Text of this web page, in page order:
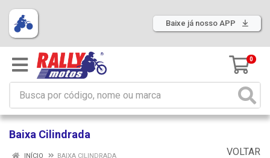
Baixe já nosso APP
0
Baixa Cilindrada
VOLTAR
INÍCIO BAIXA CILINDRADA